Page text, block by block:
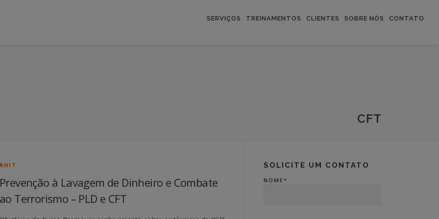
SERVIÇOS TREINAMENTOS CLIENTES SOBRE NÓS CONTATO
CFT
RHIT
Prevenção à Lavagem de Dinheiro e Combate
ao Terrorismo – PLD e CFT
SOLICITE UM CONTATO
NOME*